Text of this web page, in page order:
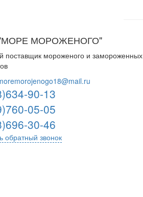
МОРОЖЕНОГО"
поставщик мороженого и замороженных
90-13
05-05
30-46
обратный звонок